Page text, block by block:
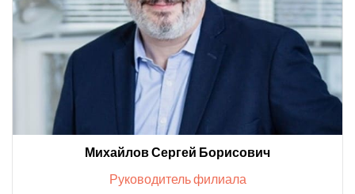
Михайлов Сергей Борисович
Руководитель филиала